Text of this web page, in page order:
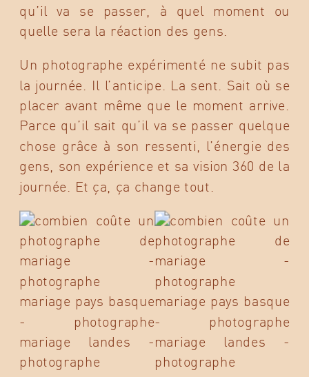
qu’il va se passer, à quel moment ou
quelle sera la réaction des gens.
Un photographe expérimenté ne subit pas
la journée. Il l’anticipe. La sent. Sait où se
placer avant même que le moment arrive.
Parce qu’il sait qu’il va se passer quelque
chose grâce à son ressenti, l’énergie des
gens, son expérience et sa vision 360 de la
journée. Et ça, ça change tout.